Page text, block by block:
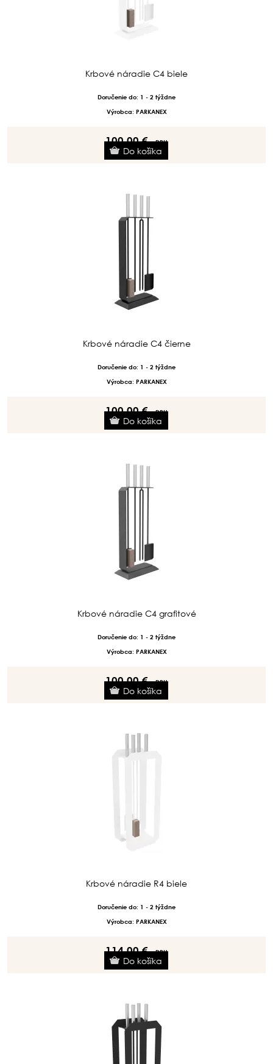
Krbové náradie C4 biele
Doručenie do: 1 - 2 týždne
Výrobca: PARKANEX
100.00 €s DPH
Krbové náradie C4 čierne
Doručenie do: 1 - 2 týždne
Výrobca: PARKANEX
100.00 €s DPH
Krbové náradie C4 grafitové
Doručenie do: 1 - 2 týždne
Výrobca: PARKANEX
100.00 €s DPH
Krbové náradie R4 biele
Doručenie do: 1 - 2 týždne
Výrobca: PARKANEX
114.00 €s DPH